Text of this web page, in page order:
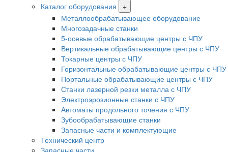
Каталог оборудования
+
Металлообрабатывающее оборудование
Многозадачные станки
5-осевые обрабатывающие центры с ЧПУ
Вертикальные обрабатывающие центры с ЧПУ
Токарные центры с ЧПУ
Горизонтальные обрабатывающие центры с ЧПУ
Портальные обрабатывающие центры с ЧПУ
Станки лазерной резки металла с ЧПУ
Электроэрозионные станки с ЧПУ
Автоматы продольного точения с ЧПУ
Зубообрабатывающие станки
Запасные части и комплектующие
Технический центр
Запасные части